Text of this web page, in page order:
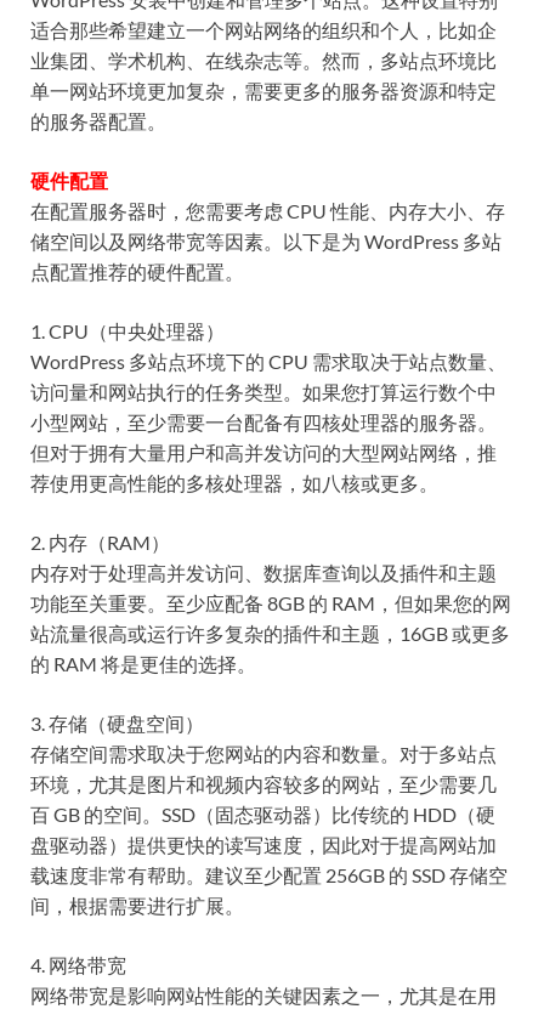
适合那些希望建立一个网站网络的组织和个人，比如企
业集团、学术机构、在线杂志等。然而，多站点环境比
单一网站环境更加复杂，需要更多的服务器资源和特定
的服务器配置。
硬件配置
在配置服务器时，您需要考虑 CPU 性能、内存大小、存
储空间以及网络带宽等因素。以下是为 WordPress 多站
点配置推荐的硬件配置。
1. CPU（中央处理器）
WordPress 多站点环境下的 CPU 需求取决于站点数量、
访问量和网站执行的任务类型。如果您打算运行数个中
小型网站，至少需要一台配备有四核处理器的服务器。
但对于拥有大量用户和高并发访问的大型网站网络，推
荐使用更高性能的多核处理器，如八核或更多。
2. 内存（RAM）
内存对于处理高并发访问、数据库查询以及插件和主题
功能至关重要。至少应配备 8GB 的 RAM，但如果您的网
站流量很高或运行许多复杂的插件和主题，16GB 或更多
的 RAM 将是更佳的选择。
3. 存储（硬盘空间）
存储空间需求取决于您网站的内容和数量。对于多站点
环境，尤其是图片和视频内容较多的网站，至少需要几
百 GB 的空间。SSD（固态驱动器）比传统的 HDD（硬
盘驱动器）提供更快的读写速度，因此对于提高网站加
载速度非常有帮助。建议至少配置 256GB 的 SSD 存储空
间，根据需要进行扩展。
4. 网络带宽
网络带宽是影响网站性能的关键因素之一，尤其是在用